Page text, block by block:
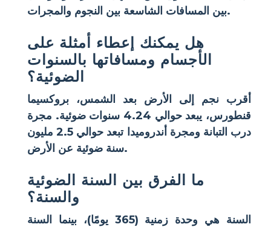
بين المسافات الشاسعة بين النجوم والمجرات.
هل يمكنك إعطاء أمثلة على
الأجسام ومسافاتها بالسنوات
الضوئية؟
أقرب نجم إلى الأرض بعد الشمس، بروكسيما
قنطورس
، يبعد حوالي 4.24 سنوات ضوئية. مجرة
درب التبانة ومجرة أندروميدا
تبعد حوالي 2.5 مليون
سنة ضوئية عن الأرض.
ما الفرق بين السنة الضوئية
والسنة؟
السنة
هي وحدة زمنية (365 يومًا)، بينما السنة